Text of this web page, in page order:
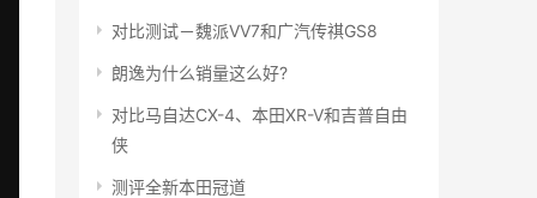
对比测试－魏派VV7和广汽传祺GS8
朗逸为什么销量这么好?
对比马自达CX-4、本田XR-V和吉普自由
侠
测评全新本田冠道